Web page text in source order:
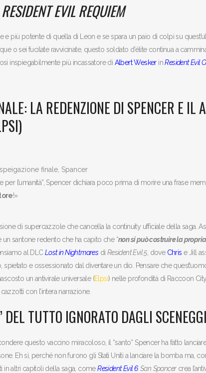
RESIDENT EVIL REQUIEM
e più potente di quella di Leon e se spara un paio di colpi su
o sei fucilate ravvicinate, questo soldato d’élite continua a
inspiegabilmente più incassatore di Albert WeskerinResident Evil
LA REDENZIONE DI SPENCER E IL
per l’umanità”, Spencer dichiara poco prima di morire una frase
!»
di supercazzole che cancella la continuity ufficiale della saga.
santone redento che ha capito che “non si può costruire la
al DLCLost in Nightmares di Resident Evil 5, dove Chris e Jill
spietato e ossessionato dal diventare un dio. Pensare che
un antivirale universale (Elpsi) nelle profondità di Raccoon
con l’intera narrazione.
DEL TUTTO IGNORATO DAGLI
questo vaccino miracoloso, il “santo” Spencer ha fatto
Eh sì, perché non furono gli Stati Uniti a lanciare la bomba ma,
in altri capitoli della saga, comeResident Evil 6. San Spancercrea